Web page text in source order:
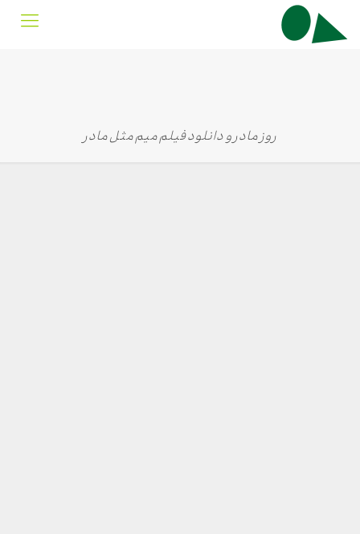
روز مادر و دانلود فیلم میم مثل مادر